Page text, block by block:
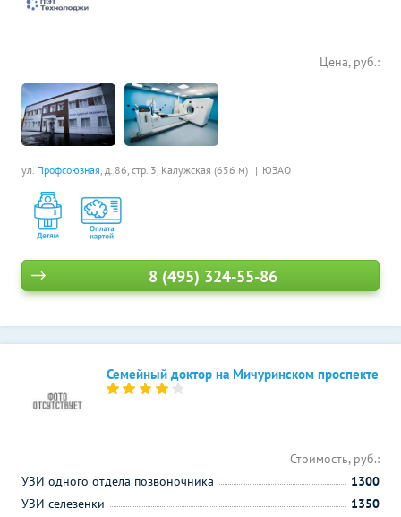
ул. Профсоюзная, д. 86, стр. 3, Калужская (656 м) ЮЗАО
Цена, руб.:
8 (495) 324-55-86
Семейный доктор на Мичуринском проспекте
Стоимость, руб.:
УЗИ одного отдела позвоночника
1300
УЗИ селезенки
1350